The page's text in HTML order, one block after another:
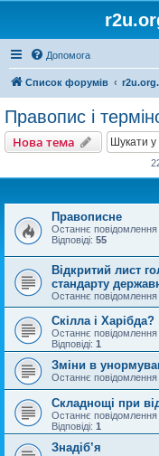
Допомога
Список форумів
Правопис і
Нова тема
Правописне
Останнє повідомлення
Відповіді: 55
Відкритий лист
стандарту
Останнє повідомлення
Скілла і Харібда?
Останнє повідомлення
Відповіді: 1
Зміни в
Останнє повідомлення
Складнощі при
Останнє повідомлення
Відповіді: 1
Знадіб’я